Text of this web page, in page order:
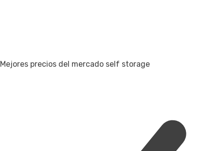
Mejores precios del mercado self storage